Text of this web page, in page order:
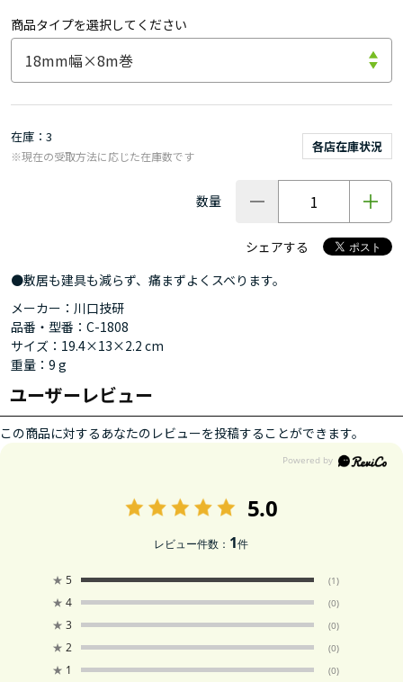
商品タイプを選択してください
在庫 3
各店在庫状況
※現在の受取方法に応じた在庫数です
数量
シェアする
●敷居も建具も減らず、痛まずよくスベります。
メーカー：川口技研
品番・型番：C-1808
サイズ：19.4×13×2.2 cm
重量：9 g
ユーザーレビュー
この商品に対するあなたのレビューを投稿することができます。
5.0
レビュー件数： 1件
★ 5 (1)
★ 4 (0)
★ 3 (0)
★ 2 (0)
★ 1 (0)